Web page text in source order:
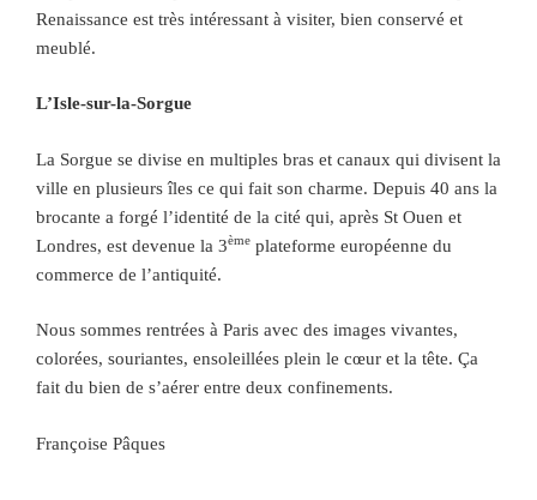
Renaissance est très intéressant à visiter, bien conservé et
meublé.
L’Isle-sur-la-Sorgue
La Sorgue se divise en multiples bras et canaux qui divisent la
ville en plusieurs îles ce qui fait son charme. Depuis 40 ans la
brocante a forgé l’identité de la cité qui, après St Ouen et
Londres, est devenue la 3ème plateforme européenne du
commerce de l’antiquité.
Nous sommes rentrées à Paris avec des images vivantes,
colorées, souriantes, ensoleillées plein le cœur et la tête. Ça
fait du bien de s’aérer entre deux confinements.
Françoise Pâques